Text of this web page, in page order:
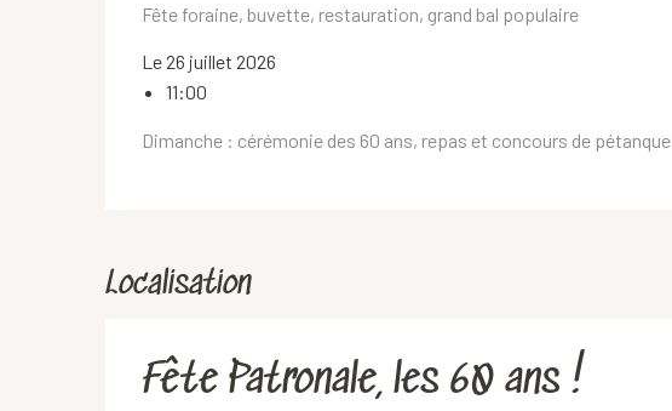
Fête foraine, buvette, restauration, grand bal populaire
Le 26 juillet 2026
11:00
Dimanche : cérémonie des 60 ans, repas et concours de pétanque
Localisation
Fête Patronale, les 60 ans !